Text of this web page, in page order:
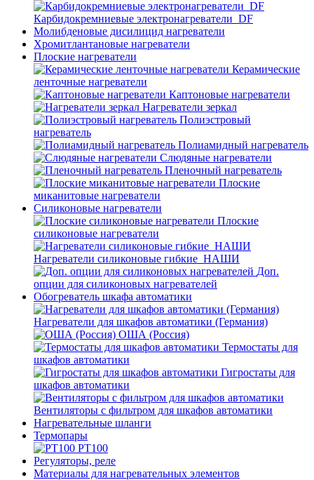
Карбидокремниевые электронагреватели_DF
Молибденовые дисилицид нагреватели
Хромитлантановые нагреватели
Плоские нагреватели
Керамические
ленточные нагреватели
Каптоновые нагреватели
Нагреватели зеркал
Полиэстровый
нагреватель
Полиамидный нагреватель
Слюдяные нагреватели
Пленочный нагреватель
Плоские
миканитовые нагреватели
Силиконовые нагреватели
Плоские
силиконовые нагреватели
Нагреватели силиконовые гибкие_НАШИ
Доп.
опции для силиконовых нагревателей
Обогреватель шкафа автоматики
Нагреватели для шкафов автоматики (Германия)
ОША (Россия)
Термостаты для
шкафов автоматики
Гигростаты для
шкафов автоматики
Вентиляторы с фильтром для шкафов автоматики
Нагревательные шланги
Термопары
PT100
Регуляторы, реле
Материалы для нагревательных элементов